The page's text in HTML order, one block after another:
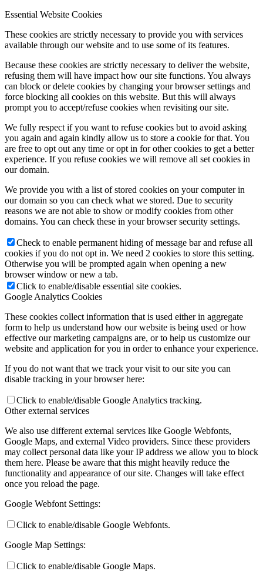
Essential Website Cookies
These cookies are strictly necessary to provide you with services
available through our website and to use some of its features.
Because these cookies are strictly necessary to deliver the website,
refusing them will have impact how our site functions. You always
can block or delete cookies by changing your browser settings and
force blocking all cookies on this website. But this will always
prompt you to accept/refuse cookies when revisiting our site.
We fully respect if you want to refuse cookies but to avoid asking
you again and again kindly allow us to store a cookie for that. You
are free to opt out any time or opt in for other cookies to get a better
experience. If you refuse cookies we will remove all set cookies in
our domain.
We provide you with a list of stored cookies on your computer in
our domain so you can check what we stored. Due to security
reasons we are not able to show or modify cookies from other
domains. You can check these in your browser security settings.
Check to enable permanent hiding of message bar and refuse all
cookies if you do not opt in. We need 2 cookies to store this setting.
Otherwise you will be prompted again when opening a new
browser window or new a tab.
Click to enable/disable essential site cookies.
Google Analytics Cookies
These cookies collect information that is used either in aggregate
form to help us understand how our website is being used or how
effective our marketing campaigns are, or to help us customize our
website and application for you in order to enhance your experience.
If you do not want that we track your visit to our site you can
disable tracking in your browser here:
Click to enable/disable Google Analytics tracking.
Other external services
We also use different external services like Google Webfonts,
Google Maps, and external Video providers. Since these providers
may collect personal data like your IP address we allow you to block
them here. Please be aware that this might heavily reduce the
functionality and appearance of our site. Changes will take effect
once you reload the page.
Google Webfont Settings:
Click to enable/disable Google Webfonts.
Google Map Settings:
Click to enable/disable Google Maps.